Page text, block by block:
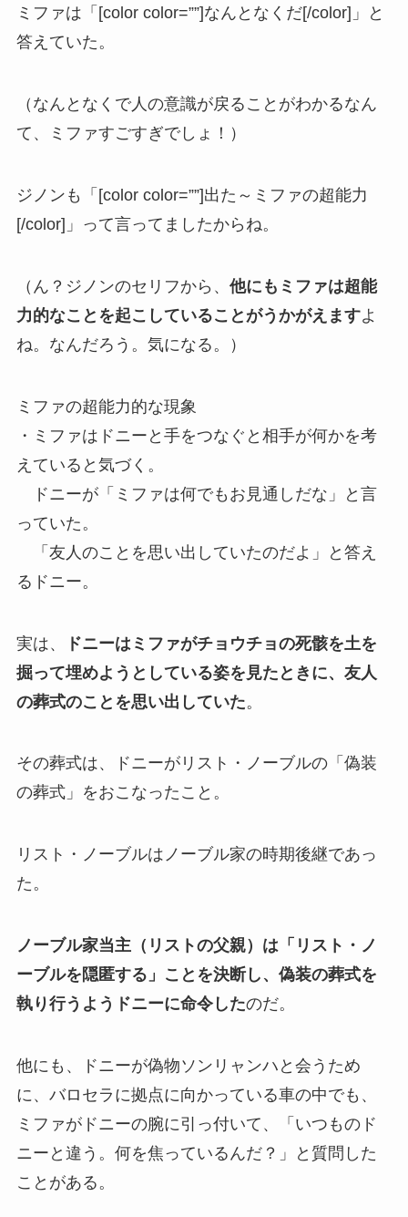
ミファは「[color color=””]なんとなくだ[/color]」と
答えていた。
（なんとなくで人の意識が戻ることがわかるなん
て、ミファすごすぎでしょ！）
ジノンも「[color color=””]出た～ミファの超能力
[/color]」って言ってましたからね。
（ん？ジノンのセリフから、 他にもミファは超能
力的なことを起こしていることがうかがえますよ
ね。なんだろう。気になる。）
ミファの超能力的な現象
・ミファはドニーと手をつなぐと相手が何かを考
えていると気づく。
ドニーが「ミファは何でもお見通しだな」と言
っていた。
「友人のことを思い出していたのだよ」と答え
るドニー。
実は、
ドニーはミファがチョウチョの死骸を土を
掘って埋めようとしている姿を見たときに、友人
の葬式のことを思い出していた。
その葬式は、ドニーがリスト・ノーブルの「偽装
の葬式」をおこなったこと。
リスト・ノーブルはノーブル家の時期後継であっ
た。
ノーブル家当主（リストの父親）は「リスト・ノ
ーブルを隠匿する」ことを決断し、偽装の葬式を
執り行うようドニーに命令したのだ。
他にも、ドニーが偽物ソンリャンハと会うため
に、バロセラに拠点に向かっている車の中でも、
ミファがドニーの腕に引っ付いて、「いつものド
ニーと違う。何を焦っているんだ？」と質問した
ことがある。